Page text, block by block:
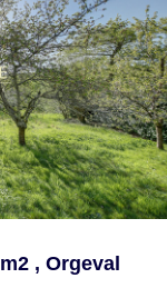
, Orgeval